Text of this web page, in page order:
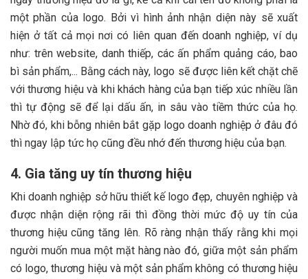
một phần của logo. Bởi vì hình ảnh nhận diện này sẽ xuất
hiện ở tất cả mọi nơi có liên quan đến doanh nghiệp, ví dụ
như: trên website, danh thiếp, các ấn phẩm quảng cáo, bao
bì sản phẩm,... Bằng cách này, logo sẽ được liên kết chặt chẽ
với thương hiệu và khi khách hàng của bạn tiếp xúc nhiều lần
thì tự động sẽ để lại dấu ấn, in sâu vào tiềm thức của họ.
Nhờ đó, khi bỗng nhiên bắt gặp logo doanh nghiệp ở đâu đó
thì ngay lập tức họ cũng đều nhớ đến thương hiệu của bạn.
4. Gia tăng uy tín thương hiệu
Khi doanh nghiệp sở hữu thiết kế logo đẹp, chuyên nghiệp và
được nhận diện rộng rãi thì đồng thời mức độ uy tín của
thương hiệu cũng tăng lên. Rõ ràng nhận thấy rằng khi mọi
người muốn mua một mặt hàng nào đó, giữa một sản phẩm
có logo, thương hiệu và một sản phẩm không có thương hiệu